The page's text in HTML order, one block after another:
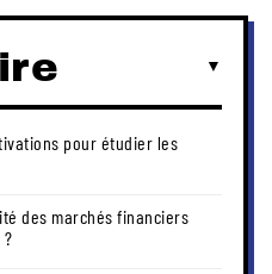
pour étudier les
des marchés financiers